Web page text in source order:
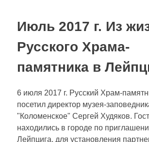
Июль 2017 г. Из
Русского Храма-
памятника в
6 июля 2017 г. Русский Храм-
посетил директор музея-
"Коломенское" Сергей Худяков.
находились в городе по
Лейпцига, для установления